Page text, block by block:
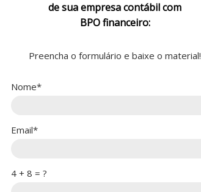
de sua empresa contábil com
BPO financeiro:
Preencha o formulário e baixe o material!
Nome*
Email*
4 + 8 = ?